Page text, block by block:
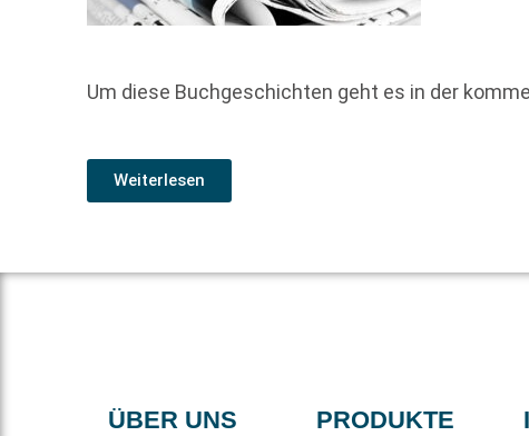
Um diese Buchgeschichten geht es in der
Weiterlesen
ÜBER UNS PRODUKTE